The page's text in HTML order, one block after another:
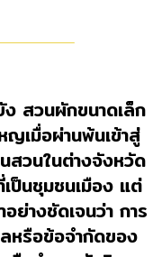
ง สวนผักขนาดเล็ก
เมื่อผ่านพ้นเข้าสู่
สวนในต่างจังหวัด
ป็นชุมชนเมือง แต่
ย่างชัดเจนว่า การ
หรือข้อจำกัดของ